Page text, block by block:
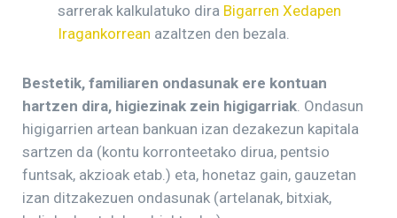
sarrerak kalkulatuko dira Bigarren Xedapen
Iragankorrean azaltzen den bezala.
Bestetik, familiaren ondasunak ere kontuan
hartzen dira, higiezinak zein higigarriak . Ondasun
higigarrien artean bankuan izan dezakezun kapitala
sartzen da (kontu korronteetako dirua, pentsio
funtsak, akzioak etab.) eta, honetaz gain, gauzetan
izan ditzakezuen ondasunak (artelanak, bitxiak,